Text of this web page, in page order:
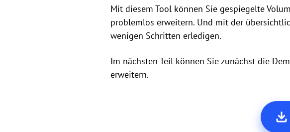
Mit diesem Tool können Sie gespiegelte
problemlos erweitern. Und mit der
wenigen Schritten erledigen.
Im nächsten Teil können Sie zunächst die
erweitern.